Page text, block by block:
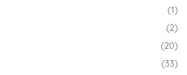
(1)
(2)
(20)
(33)